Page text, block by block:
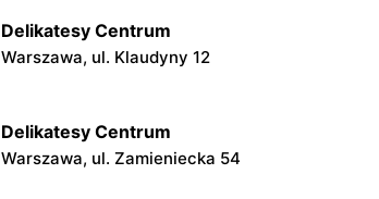
Delikatesy Centrum
Warszawa, ul. Klaudyny 12
Delikatesy Centrum
Warszawa, ul. Zamieniecka 54